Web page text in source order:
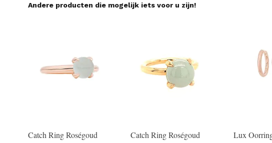
Andere producten die mogelijk iets voor u zijn!
Catch Ring Roségoud
Catch Ring Roségoud
Lux